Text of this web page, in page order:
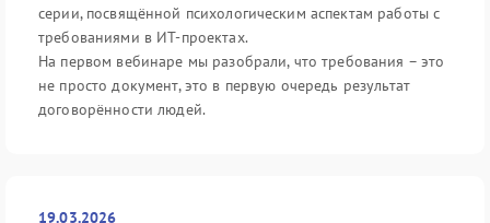
серии, посвящённой психологическим аспектам работы с
требованиями в ИТ-проектах.
На первом вебинаре мы разобрали, что требования – это
не просто документ, это в первую очередь результат
договорённости людей.
19.03.2026